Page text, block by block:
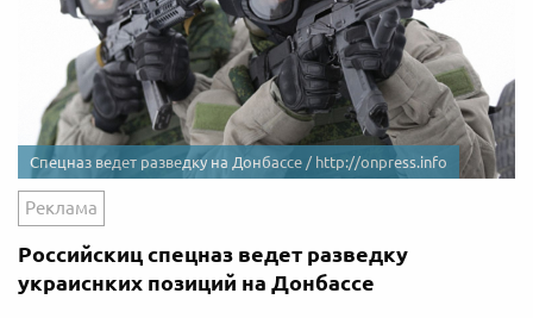
Спецназ ведет разведку на Донбассе / http://onpress.info
Реклама
Российскиц спецназ ведет разведку
украиснких позиций на Донбассе